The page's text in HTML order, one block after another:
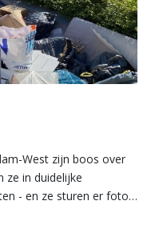
West zijn boos over
ze in duidelijke
- en ze sturen er foto's